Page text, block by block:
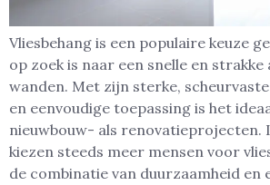
Vliesbehang is een populaire keuze
op zoek is naar een snelle en
wanden. Met zijn sterke,
en eenvoudige toepassing is het
nieuwbouw- als renovatieprojecten.
kiezen steeds meer mensen voor
de combinatie van duurzaamheid en